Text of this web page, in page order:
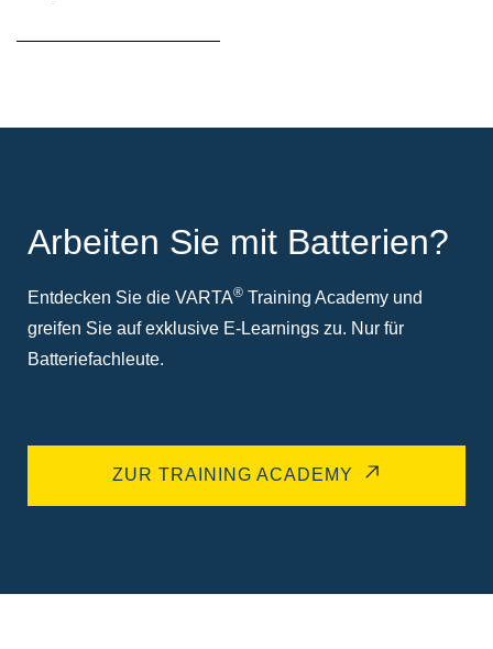
Arbeiten Sie mit Batterien?
Entdecken Sie die VARTA® Training Academy und
greifen Sie auf exklusive E-Learnings zu. Nur für
Batteriefachleute.
ZUR TRAINING ACADEMY